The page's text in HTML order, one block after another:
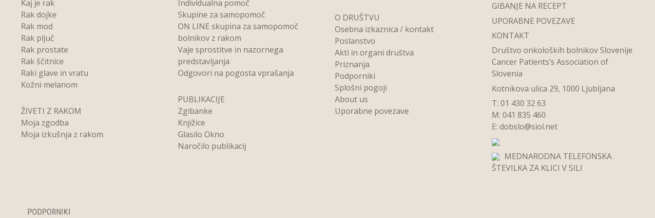
Kaj je rak
Rak dojke
Rak mod
Rak pljuč
Rak prostate
Rak ščitnice
Raki glave in vratu
Kožni melanom
ŽIVETI Z RAKOM
Moja zgodba
Moja izkušnja z rakom
Individualna pomoč
Skupine za samopomoč
ON LINE skupina za samopomoč
bolnikov z rakom
Vaje sprostitve in nazornega
predstavljanja
Odgovori na pogosta vprašanja
PUBLIKACIJE
Zgibanke
Knjižice
Glasilo Okno
Naročilo publikacij
O DRUŠTVU
Osebna izkaznica / kontakt
Poslanstvo
Akti in organi društva
Priznanja
Podporniki
Splošni pogoji
About us
Uporabne povezave
GIBANJE NA RECEPT
UPORABNE POVEZAVE
KONTAKT
Društvo onkoloških bolnikov Slovenije
Cancer Patients’s Association of
Slovenia
Kotnikova ulica 29, 1000 Ljubljana
T: 01 430 32 63
M: 041 835 460
E: dobslo@siol.net
MEDNARODNA TELEFONSKA
ŠTEVILKA ZA KLICI V SILI
PODPORNIKI